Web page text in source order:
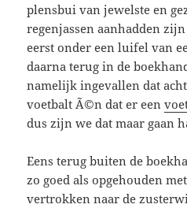
plensbui van jewelste en
regenjassen aanhadden
eerst onder een luifel van
daarna terug in de
namelijk ingevallen dat
voetbalt Ã©n dat er een
dus zijn we dat maar gaan
Eens terug buiten de
zo goed als opgehouden
vertrokken naar de